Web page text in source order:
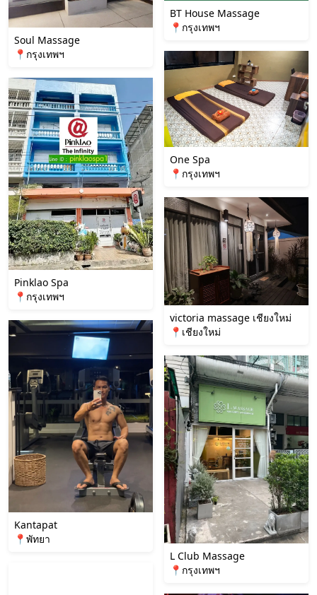
Soul Massage
📍กรุงเทพฯ
Pinklao Spa
📍กรุงเทพฯ
Kantapat
📍พัทยา
BT House Massage
📍กรุงเทพฯ
One Spa
📍กรุงเทพฯ
victoria massage เชียงใหม่
📍เชียงใหม่
L Club Massage
📍กรุงเทพฯ